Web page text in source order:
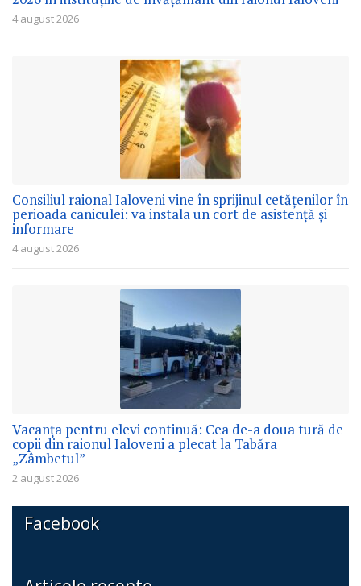
4 august 2026
Consiliul raional Ialoveni vine în sprijinul cetățenilor în
perioada caniculei: va instala un cort de asistență și
informare
4 august 2026
Vacanța pentru elevi continuă: Cea de-a doua tură de
copii din raionul Ialoveni a plecat la Tabăra
„Zâmbetul”
2 august 2026
Facebook